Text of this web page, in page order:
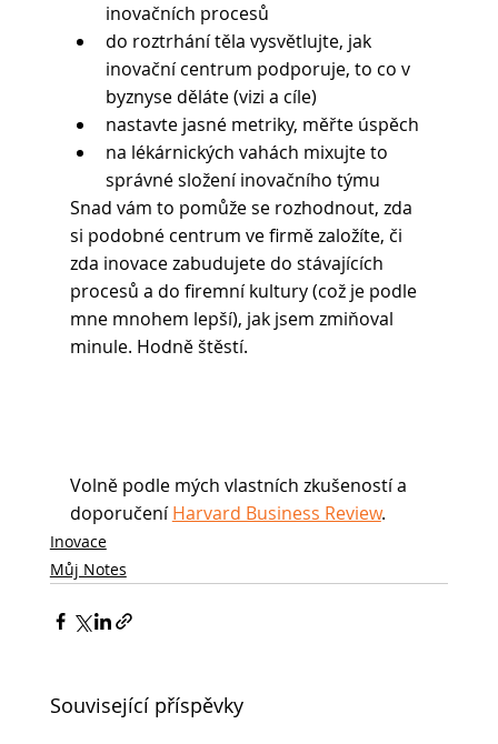
inovačních procesů
do roztrhání těla vysvětlujte, jak
inovační centrum podporuje, to co v
byznyse děláte (vizi a cíle)
nastavte jasné metriky, měřte úspěch
na lékárnických vahách mixujte to
správné složení inovačního týmu
Snad vám to pomůže se rozhodnout, zda
si podobné centrum ve firmě založíte, či
zda inovace zabudujete do stávajících
procesů a do firemní kultury (což je podle
mne mnohem lepší), jak jsem zmiňoval
minule. Hodně štěstí.
Volně podle mých vlastních zkušeností a
doporučení Harvard Business Review.
Inovace
Můj Notes
Související příspěvky